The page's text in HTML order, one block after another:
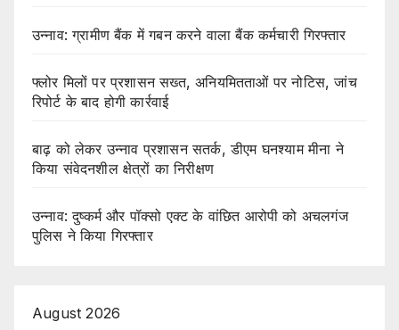
उन्नाव: ग्रामीण बैंक में गबन करने वाला बैंक कर्मचारी गिरफ्तार
फ्लोर मिलों पर प्रशासन सख्त, अनियमितताओं पर नोटिस, जांच
रिपोर्ट के बाद होगी कार्रवाई
बाढ़ को लेकर उन्नाव प्रशासन सतर्क, डीएम घनश्याम मीना ने
किया संवेदनशील क्षेत्रों का निरीक्षण
उन्नाव: दुष्कर्म और पॉक्सो एक्ट के वांछित आरोपी को अचलगंज
पुलिस ने किया गिरफ्तार
August 2026